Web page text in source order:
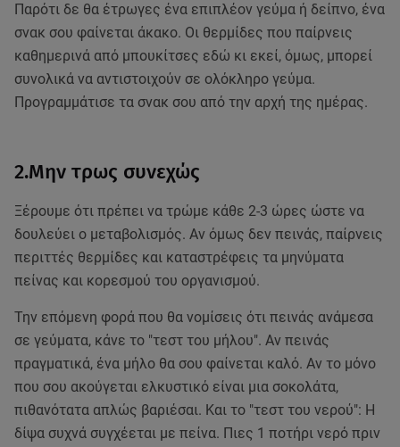
Παρότι δε θα έτρωγες ένα επιπλέον γεύμα ή δείπνο, ένα
σνακ σου φαίνεται άκακο. Οι θερμίδες που παίρνεις
καθημερινά από μπουκίτσες εδώ κι εκεί, όμως, μπορεί
συνολικά να αντιστοιχούν σε ολόκληρο γεύμα.
Προγραμμάτισε τα σνακ σου από την αρχή της ημέρας.
2.Μην τρως συνεχώς
Ξέρουμε ότι πρέπει να τρώμε κάθε 2-3 ώρες ώστε να
δουλεύει ο μεταβολισμός. Αν όμως δεν πεινάς, παίρνεις
περιττές θερμίδες και καταστρέφεις τα μηνύματα
πείνας και κορεσμού του οργανισμού.
Την επόμενη φορά που θα νομίσεις ότι πεινάς ανάμεσα
σε γεύματα, κάνε το "τεστ του μήλου". Αν πεινάς
πραγματικά, ένα μήλο θα σου φαίνεται καλό. Αν το μόνο
που σου ακούγεται ελκυστικό είναι μια σοκολάτα,
πιθανότατα απλώς βαριέσαι. Και το "τεστ του νερού": Η
δίψα συχνά συγχέεται με πείνα. Πιες 1 ποτήρι νερό πριν